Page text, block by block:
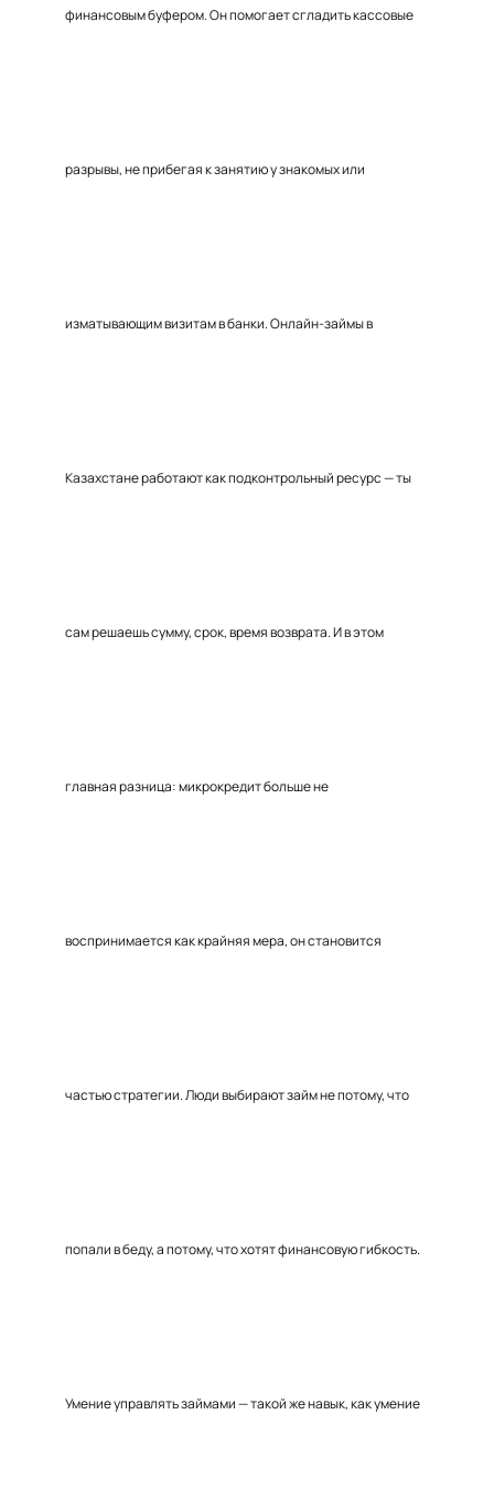
финансовым буфером. Он помогает сгладить кассовые
разрывы, не прибегая к занятию у знакомых или
изматывающим визитам в банки. Онлайн-займы в
Казахстане работают как подконтрольный ресурс — ты
сам решаешь сумму, срок, время возврата. И в этом
главная разница: микрокредит больше не
воспринимается как крайняя мера, он становится
частью стратегии. Люди выбирают займ не потому, что
попали в беду, а потому, что хотят финансовую гибкость.
Умение управлять займами — такой же навык, как умение